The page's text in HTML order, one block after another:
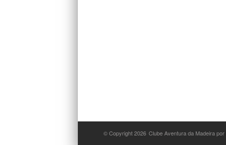
© Copyright 2026 Clube Aventura da Madeira